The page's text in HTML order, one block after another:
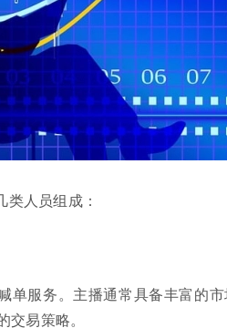
人员组成：
单服务。主播通常具备丰富的
易策略。